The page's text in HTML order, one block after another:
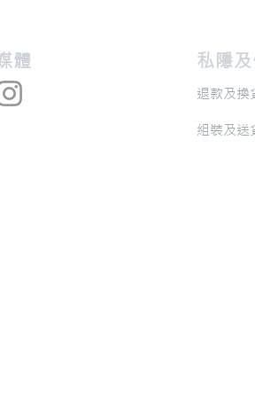
體 私隱
退款及換
組裝及送